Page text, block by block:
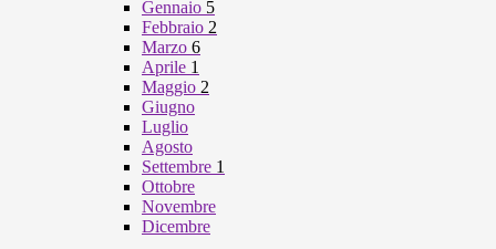
Gennaio 5
Febbraio 2
Marzo 6
Aprile 1
Maggio 2
Giugno
Luglio
Agosto
Settembre 1
Ottobre
Novembre
Dicembre